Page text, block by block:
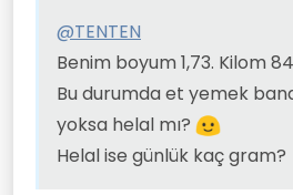
@TENTEN
Benim boyum 1,73. Kilom
Bu durumda et yemek
yoksa helal mı?
Helal ise günlük kaç gram?